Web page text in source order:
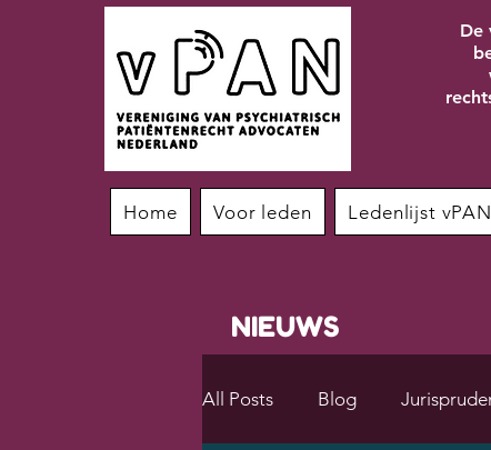
De
Home Voor leden Ledenlijst vPAN
NIEUWS
All Posts Blog